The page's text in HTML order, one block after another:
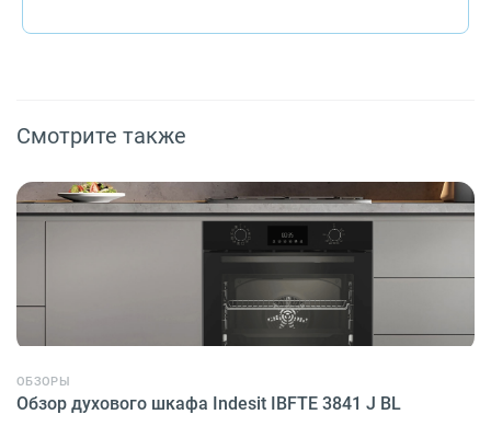
Смотрите также
ОБЗОРЫ
Обзор духового шкафа Indesit IBFTE 3841 J BL